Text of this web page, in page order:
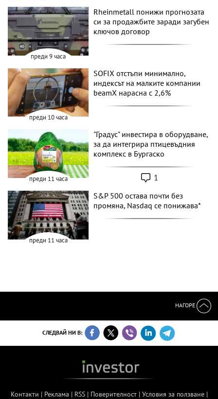
преди 9 часа
Rheinmetall понижи прогнозата
си за продажбите заради загубен
ключов договор
преди 10 часа
SOFIX отстъпи минимално,
индексът на малките компании
beamX нарасна с 2,6%
преди 11 часа
"Градус" инвестира в оборудване,
за да интегрира птицевъдния
комплекс в Бургаско
1
преди 11 часа
S&P 500 остава почти без
промяна, Nasdaq се понижава*
НАГОРЕ
СЛЕДВАЙ НИ В:
Контакти | Реклама | RSS| Поверителност| Условия за ползване|